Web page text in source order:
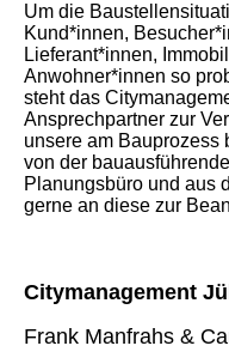
Um die
Kund*innen,
Lieferant*innen,
Anwohner*innen so
steht das
Ansprechpartner zur
unsere am Bauprozess
von der
Planungsbüro und aus
gerne an diese zur
Citymanagement
Frank Manfrahs &